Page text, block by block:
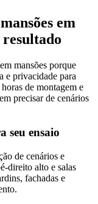
em
resultado
mansões porque
e privacidade para
de montagem e
precisar de cenários
seu ensaio
de cenários e
direito alto e salas
fachadas e